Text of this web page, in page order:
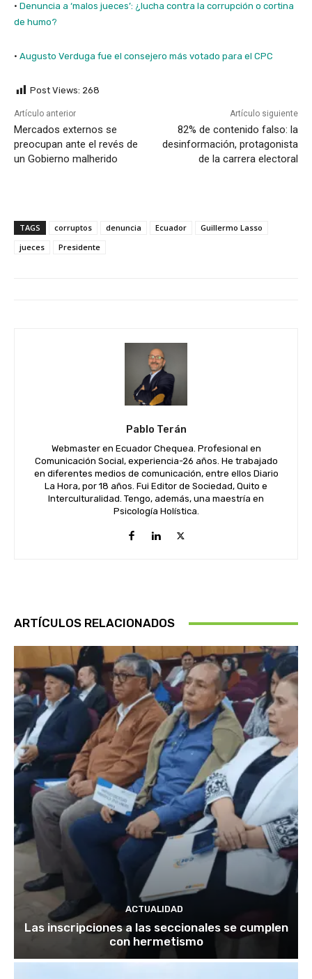
· Denuncia a ‘malos jueces’: ¿lucha contra la corrupción o cortina
de humo?
· Augusto Verduga fue el consejero más votado para el CPC
Post Views: 268
Artículo anterior
Mercados externos se
preocupan ante el revés de
un Gobierno malherido
Artículo siguiente
82% de contenido falso: la
desinformación, protagonista
de la carrera electoral
TAGS corruptos denuncia Ecuador
Guillermo Lasso
jueces
Presidente
Pablo Terán
Webmaster en Ecuador Chequea. Profesional en
Comunicación Social, experiencia-26 años. He trabajado
en diferentes medios de comunicación, entre ellos Diario
La Hora, por 18 años. Fui Editor de Sociedad, Quito e
Interculturalidad. Tengo, además, una maestría en
Psicología Holística.
ARTÍCULOS RELACIONADOS
ACTUALIDAD
Las inscripciones a las seccionales se cumplen
con hermetismo